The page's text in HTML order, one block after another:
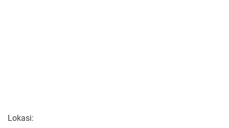
Lokasi: